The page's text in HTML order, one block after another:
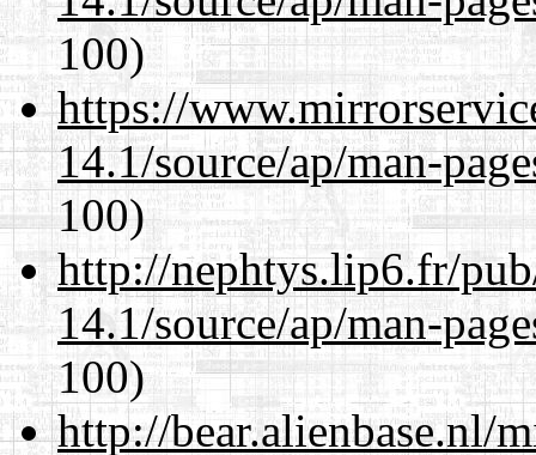
100)
https://
14.1/source/ap/man-
100)
http://nephtys.lip6.fr/
14.1/source/ap/man-
100)
http://bear.alienbase.nl/